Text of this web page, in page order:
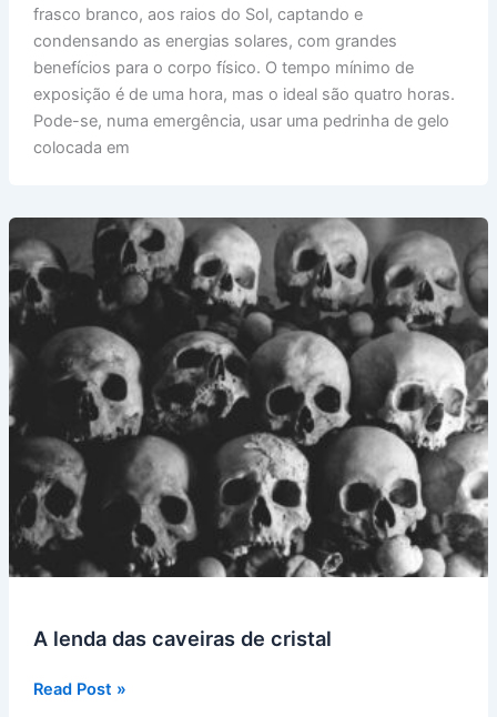
frasco branco, aos raios do Sol, captando e
condensando as energias solares, com grandes
benefícios para o corpo físico. O tempo mínimo de
exposição é de uma hora, mas o ideal são quatro horas.
Pode-se, numa emergência, usar uma pedrinha de gelo
colocada em
A lenda das caveiras de cristal
A
Read Post »